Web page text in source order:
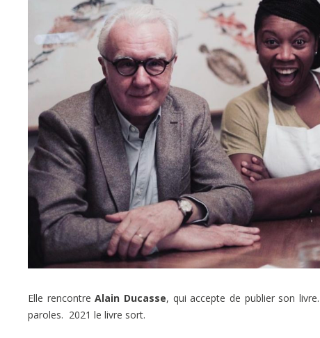
Elle rencontreAlain Ducasse, qui accepte de publier son
paroles. 2021 le livre sort.